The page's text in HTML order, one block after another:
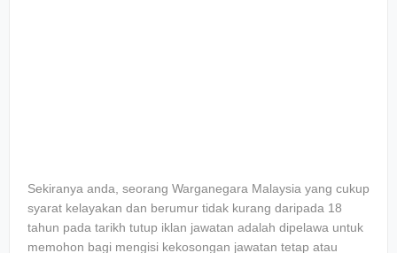
Sekiranya anda, seorang Warganegara Malaysia yang cukup
syarat kelayakan dan berumur tidak kurang daripada 18
tahun pada tarikh tutup iklan jawatan adalah dipelawa untuk
memohon bagi mengisi kekosongan jawatan tetap atau